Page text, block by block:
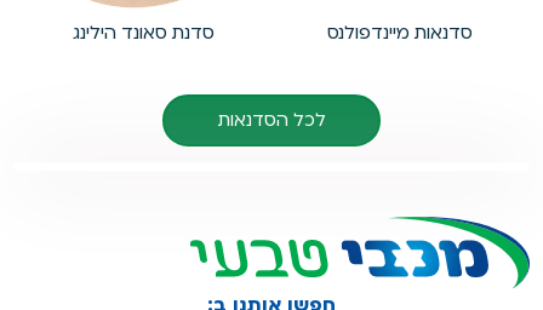
סדנאות מיינדפולנס סדנת סאונד הילינג
לכל הסדנאות